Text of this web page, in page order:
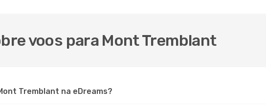
voos para Mont Tremblant
Tremblant na eDreams?